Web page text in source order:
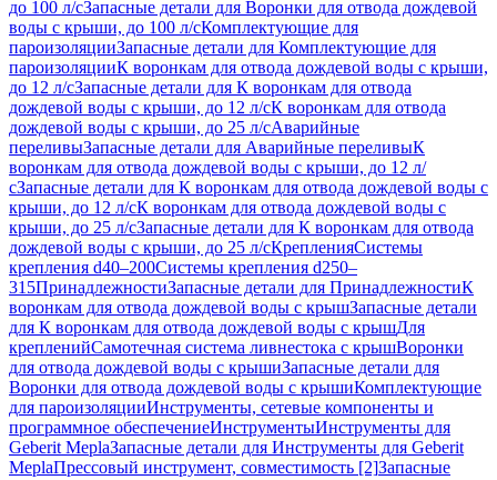
до 100 л/сЗапасные детали для Воронки для отвода дождевой
воды с крыши, до 100 л/сКомплектующие для
пароизоляцииЗапасные детали для Комплектующие для
пароизоляцииК воронкам для отвода дождевой воды с крыши,
до 12 л/сЗапасные детали для К воронкам для отвода
дождевой воды с крыши, до 12 л/сК воронкам для отвода
дождевой воды с крыши, до 25 л/сАварийные
переливыЗапасные детали для Аварийные переливыК
воронкам для отвода дождевой воды с крыши, до 12 л/
сЗапасные детали для К воронкам для отвода дождевой воды с
крыши, до 12 л/сК воронкам для отвода дождевой воды с
крыши, до 25 л/сЗапасные детали для К воронкам для отвода
дождевой воды с крыши, до 25 л/сКрепленияСистемы
крепления d40–200Системы крепления d250–
315ПринадлежностиЗапасные детали для ПринадлежностиК
воронкам для отвода дождевой воды с крышЗапасные детали
для К воронкам для отвода дождевой воды с крышДля
крепленийСамотечная система ливнестока с крышВоронки
для отвода дождевой воды с крышиЗапасные детали для
Воронки для отвода дождевой воды с крышиКомплектующие
для пароизоляцииИнструменты, сетевые компоненты и
программное обеспечениеИнструментыИнструменты для
Geberit MeplaЗапасные детали для Инструменты для Geberit
MeplaПрессовый инструмент, совместимость [2]Запасные